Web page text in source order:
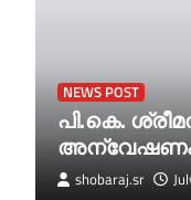
NEWS POST
പി.കെ.
അന്വേഷണം
shobaraj.sr